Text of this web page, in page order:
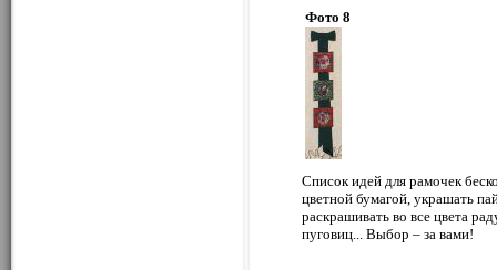
Фото 8
Список идей для рамочек
цветной бумагой, украшать
раскрашивать во все цвета
пуговиц... Выбор – за вами!